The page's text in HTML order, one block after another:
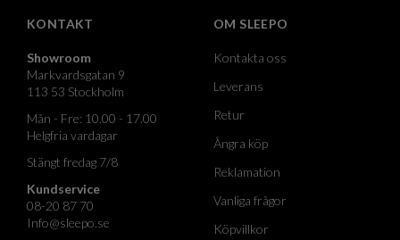
KONTAKT
Showroom
Markvardsgatan 9
113 53 Stockholm
Mån - Fre: 10.00 - 17.00
Helgfria vardagar
Stängt fredag 7/8
Kundservice
08-20 87 70
Info@sleepo.se
OM SLEEPO
Kontakta oss
Leverans
Retur
Ångra köp
Reklamation
Vanliga frågor
Köpvillkor